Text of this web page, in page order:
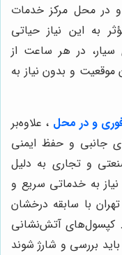
در محل مرکز خدمات
به این نیاز حیاتی
در هر ساعت از
موقعیت و بدون نیاز به
و در محل ، علاوه‌بر
جانبی و حفظ ایمنی
و تجاری به دلیل
به خدماتی سریع و
با سابقه درخشان
کپسول‌های آتش‌نشانی
بررسی و شارژ شوند